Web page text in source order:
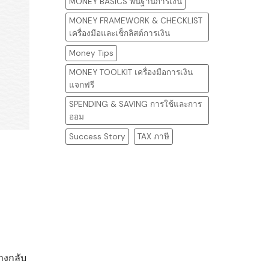
งกลับ
MONEY FRAMEWORK & CHECKLIST
เครื่องมือและเช็กลิสต์การเงิน
Money Tips
MONEY TOOLKIT เครื่องมือการเงิน
แจกฟรี
SPENDING & SAVING การใช้และการ
ออม
Success Story
TAX ภาษี